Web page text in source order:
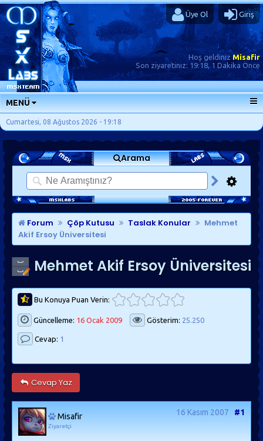
Üye Ol Giriş
Hoş geldinizMisafir
Son ziyaretiniz: 19:18, 1 Dakika Önce
MENÜ
ANA SAYFA
FORUMLAR
SORU-CEVAP
GÜNLÜKLER
SON MESAJLAR
KISAYOLLAR
Cumartesi, 08 Ağustos 2026 - 19:18
Arama
Forum Çöp Kutusu Taslak Konular
Mehmet
Akif Ersoy Üniversitesi
Mehmet Akif Ersoy Üniversitesi
Bu Konuya Puan Verin:
Güncelleme: 16 Ocak 2009 Gösterim: 25.250
Cevap: 1
Cevap Yaz
Misafir
Ziyaretçi
16 Kasım 2007 #1